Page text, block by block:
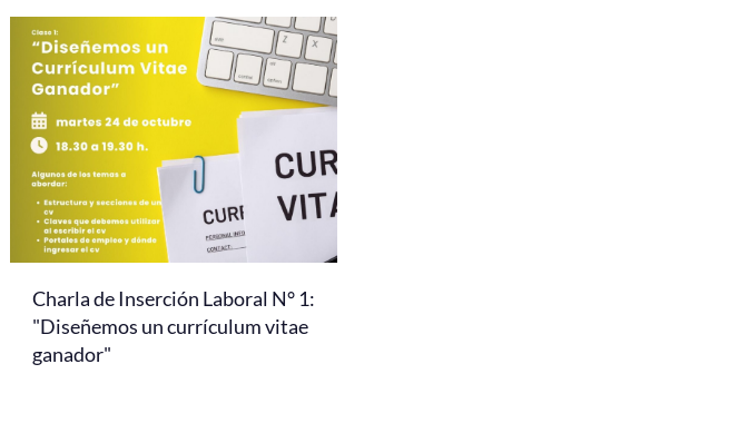
Charla de Inserción Laboral N° 1:
"Diseñemos un currículum vitae
ganador"